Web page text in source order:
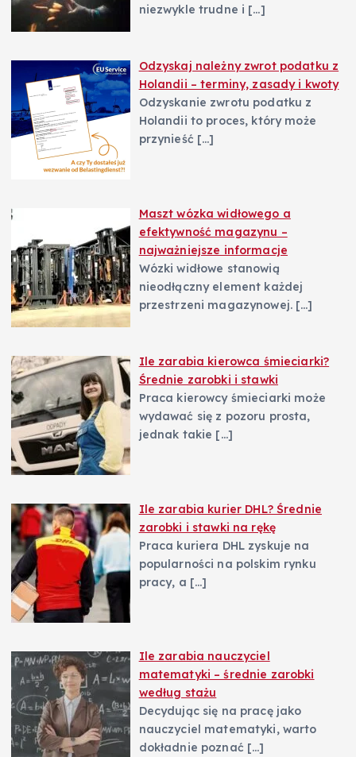
niezwykle trudne i […]
Odzyskaj należny zwrot podatku z
Holandii – terminy, zasady i kwoty
Odzyskanie zwrotu podatku z
Holandii to proces, który może
przynieść […]
Maszt wózka widłowego a
efektywność magazynu –
najważniejsze informacje
Wózki widłowe stanowią
nieodłączny element każdej
przestrzeni magazynowej. […]
Ile zarabia kierowca śmieciarki?
Średnie zarobki i stawki
Praca kierowcy śmieciarki może
wydawać się z pozoru prosta,
jednak takie […]
Ile zarabia kurier DHL? Średnie
zarobki i stawki na rękę
Praca kuriera DHL zyskuje na
popularności na polskim rynku
pracy, a […]
Ile zarabia nauczyciel
matematyki – średnie zarobki
według stażu
Decydując się na pracę jako
nauczyciel matematyki, warto
dokładnie poznać […]